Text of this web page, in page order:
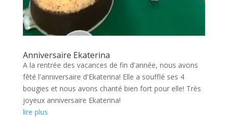
Anniversaire Ekaterina
A la rentrée des vacances de fin d'année, nous avons
fêté l'anniversaire d'Ekaterina! Elle a soufflé ses 4
bougies et nous avons chanté bien fort pour elle! Très
joyeux anniversaire Ekaterina!
lire plus